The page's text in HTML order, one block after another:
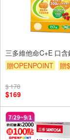
三多維他命C+E 口
贈OPENPOINT
贈
$ 178
$169